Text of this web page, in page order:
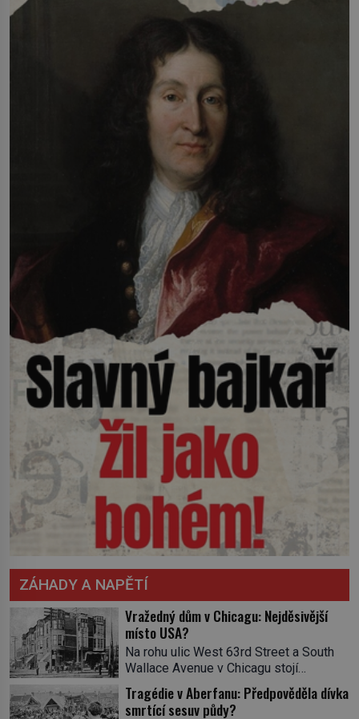
ZÁHADY A NAPĚTÍ
Vražedný dům v Chicagu: Nejděsivější
místo USA?
Na rohu ulic West 63rd Street a South
Wallace Avenue v Chicagu stojí
nenápadná pošta. Nemá žádný speciální
nápis ani pamětní desku. A přesto prý
Tragédie v Aberfanu: Předpověděla dívka
smrtící sesuv půdy?